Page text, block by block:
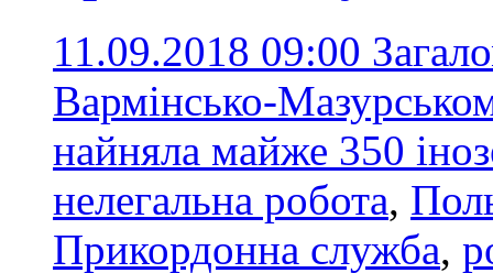
11.09.2018 09:00
Вармінсько-
найняла майже 350
нелегальна робота,
Прикордонна служба,